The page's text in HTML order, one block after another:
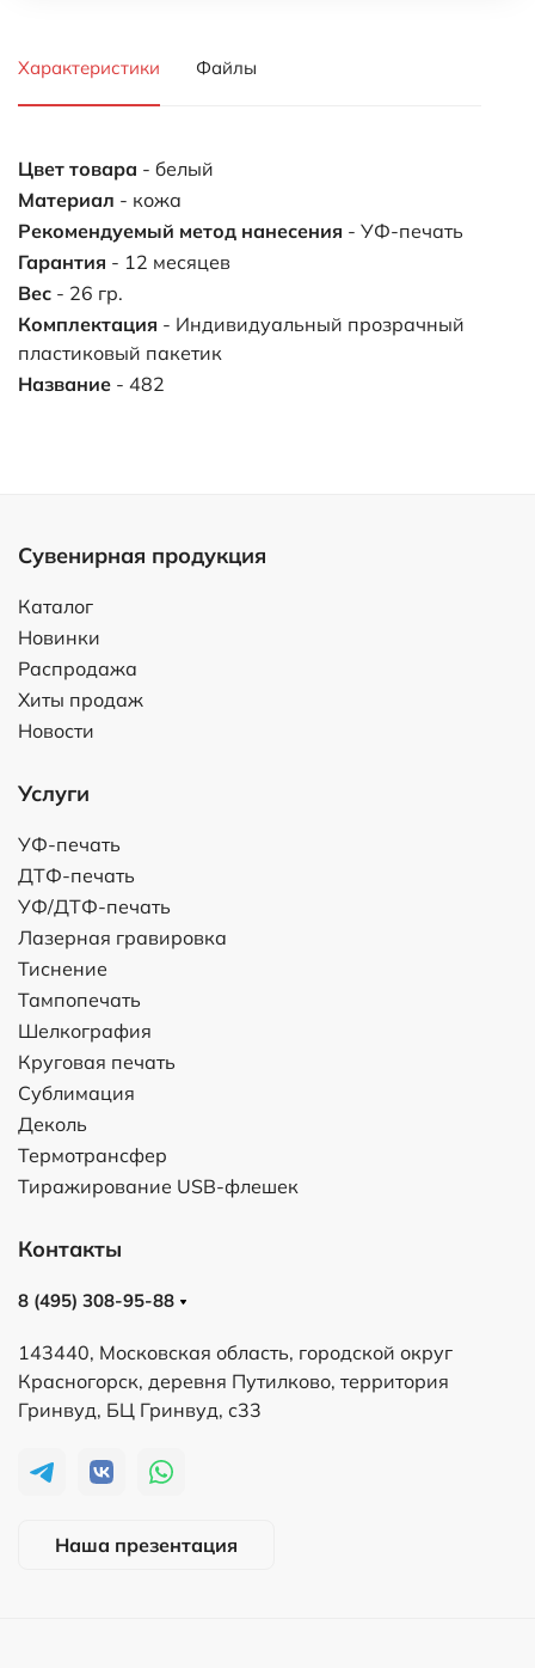
Характеристики Файлы
Цвет товара - белый
Материал - кожа
Рекомендуемый метод нанесения - УФ-печать
Гарантия - 12 месяцев
Вес - 26 гр.
Комплектация - Индивидуальный прозрачный
пластиковый пакетик
Название - 482
Сувенирная продукция
Каталог
Новинки
Распродажа
Хиты продаж
Новости
Услуги
УФ-печать
ДТФ-печать
УФ/ДТФ-печать
Лазерная гравировка
Тиснение
Тампопечать
Шелкография
Круговая печать
Сублимация
Деколь
Термотрансфер
Тиражирование USB-флешек
Контакты
8 (495) 308-95-88
143440, Московская область, городской округ
Красногорск, деревня Путилково, территория
Гринвуд, БЦ Гринвуд, с33
Наша презентация